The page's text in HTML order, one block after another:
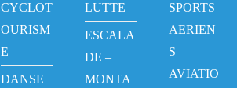
CYCLOT
OURISM
E
DANSE
LUTTE
ESCALA
DE –
MONTA
SPORTS
AERIEN
S –
AVIATIO